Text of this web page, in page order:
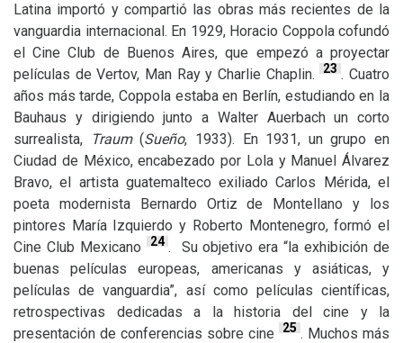
Latina importó y compartió las obras más recientes de la
vanguardia internacional. En 1929, Horacio Coppola cofundó
el Cine Club de Buenos Aires, que empezó a proyectar
películas de Vertov, Man Ray y Charlie Chaplin. 23 . Cuatro
años más tarde, Coppola estaba en Berlín, estudiando en la
Bauhaus y dirigiendo junto a Walter Auerbach un corto
surrealista,
Traum(Sueño, 1933). En 1931, un grupo en
Ciudad de México, encabezado por Lola y Manuel Álvarez
Bravo, el artista guatemalteco exiliado Carlos Mérida, el
poeta modernista Bernardo Ortiz de Montellano y los
pintores María Izquierdo y Roberto Montenegro, formó el
Cine Club Mexicano
24 . Su objetivo era “la exhibición de
buenas películas europeas, americanas y asiáticas, y
películas de vanguardia”, así como películas científicas,
retrospectivas dedicadas a la historia del cine y la
presentación de conferencias sobre cine
25 . Muchos más